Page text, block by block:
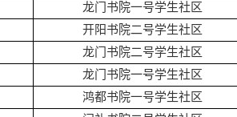
龙门书院一号学生社区
开阳书院二号学生社区
龙门书院二号学生社区
龙门书院一号学生社区
鸿都书院一号学生社区